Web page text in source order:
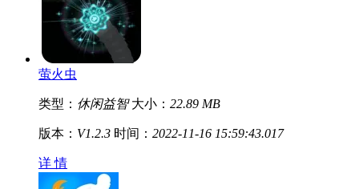
萤火虫
类型： 休闲益智 大小： 22.89 MB
版本： V1.2.3 时间： 2022-11-16 15:59:43.017
详 情